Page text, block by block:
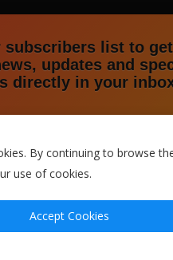
subscribers list to
updates and
directly in your
Subscribe
By continuing to browse
use of cookies.
Accept Cookies